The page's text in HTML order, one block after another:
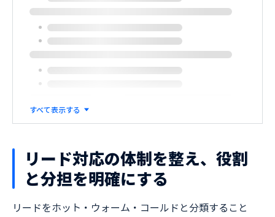
すべて表示する
リード対応の体制を整え、役割
と分担を明確にする
リードをホット・ウォーム・コールドと分類すること